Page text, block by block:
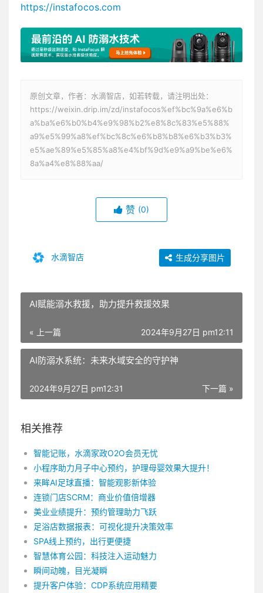
https://instafocos.com
原创文章，作者：水滴智店，如若转载，请注明出处：
https://weixin.drip.im/zd/instafocos%ef%bc%9a%e6%b
a%ba%e6%b0%b4%e9%98%b2%e8%8c%83%e5%88%
a9%e5%99%a8%ef%bc%8c%e6%b8%b8%e6%b3%b3%
e5%ae%89%e5%85%a8%e4%bf%9d%e9%a9%be%e6%
8a%a4%e8%88%aa/
赞 (0)
水滴智店 生成分享图片
AI赋能溺水救援，助力提升救援效果
« 上一篇 2024年9月27日 pm12:11
AI防溺水系统：未来水域安全的守护神
下一篇 »
2024年9月27日 pm12:31
相关推荐
智能记账，水滴家政O2O会员无忧
小程序助力月子中心预约，护理母婴效果大提升！
来眸AI足球直播：智能观影新体验
连锁门店SCRM：商业价值倍增器
美业业绩提升：预约管理助力飞跃
足浴店数据报表：可视化提升决策效率
SPA线上预约，出行更便捷
智慧体育公园：科技注入运动魅力
瞬间动魄，目光凝瞬
提升客户体验：CDP系统应用精要